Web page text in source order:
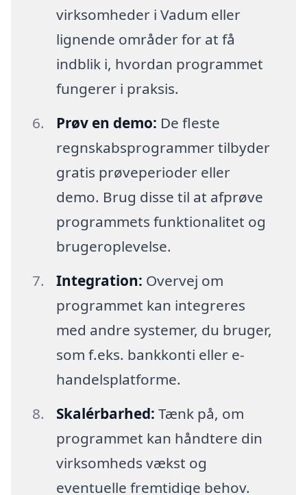
virksomheder i Vadum eller
lignende områder for at få
indblik i, hvordan programmet
fungerer i praksis.
Prøv en demo: De fleste
regnskabsprogrammer tilbyder
gratis prøveperioder eller
demo. Brug disse til at afprøve
programmets funktionalitet og
brugeroplevelse.
Integration: Overvej om
programmet kan integreres
med andre systemer, du bruger,
som f.eks. bankkonti eller e-
handelsplatforme.
Skalérbarhed: Tænk på, om
programmet kan håndtere din
virksomheds vækst og
eventuelle fremtidige behov.